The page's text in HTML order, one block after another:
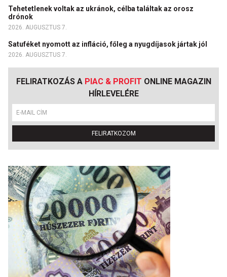
Tehetetlenek voltak az ukránok, célba találtak az orosz
drónok
2026. AUGUSZTUS 7.
Satuféket nyomott az infláció, főleg a nyugdíjasok jártak jól
2026. AUGUSZTUS 7.
FELIRATKOZÁS A PIAC & PROFIT ONLINE MAGAZIN
HÍRLEVELÉRE
FELIRATKOZOM